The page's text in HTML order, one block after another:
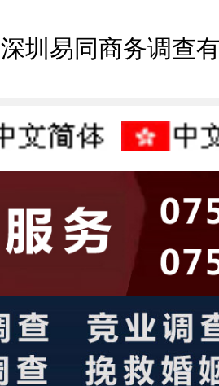
深圳易同商务调查